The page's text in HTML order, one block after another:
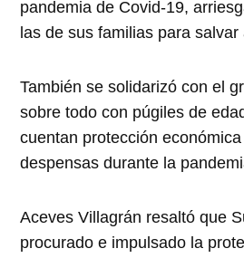
pandemia de Covid-19,
las de sus familias para
También se solidarizó con el
sobre todo con púgiles de
cuentan protección
despensas durante la
Aceves Villagrán resaltó que
procurado e impulsado la